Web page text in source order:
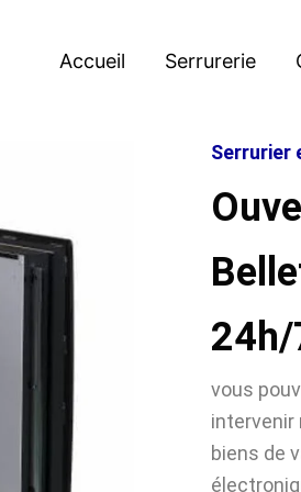
Accueil Serrurerie
Serrurier
24h/
vous
intervenir
biens de